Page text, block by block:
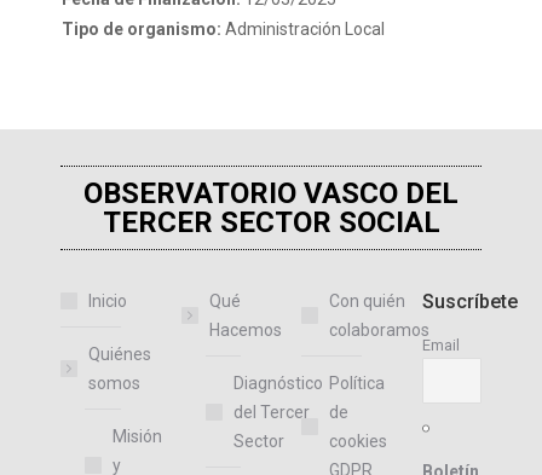
Tipo de organismo: Administración Local
OBSERVATORIO VASCO DEL
TERCER SECTOR SOCIAL
Inicio
Quiénes
somos
Misión
y
Qué
Hacemos
Diagnóstico
del Tercer
Sector
Con quién
colaboramos
Política
de
cookies
GDPR
Suscríbete
Email